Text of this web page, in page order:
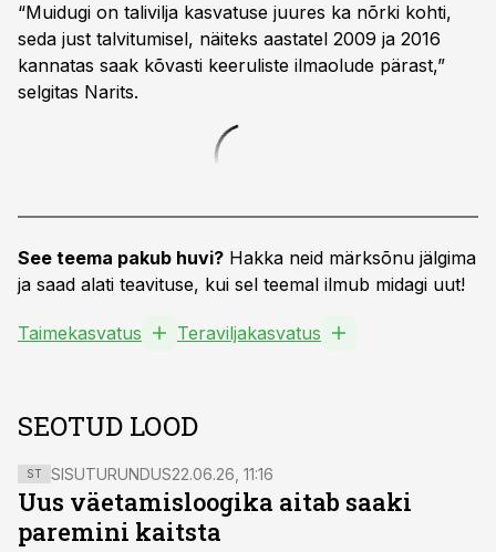
“Muidugi on talivilja kasvatuse juures ka nõrki kohti,
seda just talvitumisel, näiteks aastatel 2009 ja 2016
kannatas saak kõvasti keeruliste ilmaolude pärast,”
selgitas Narits.
See teema pakub huvi? Hakka neid märksõnu jälgima
ja saad alati teavituse, kui sel teemal ilmub midagi uut!
Taimekasvatus Teraviljakasvatus
SEOTUD LOOD
ST SISUTURUNDUS22.06.26, 11:16
Uus väetamisloogika aitab saaki
paremini kaitsta